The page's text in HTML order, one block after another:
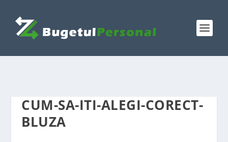
CUM-SA-ITI-ALEGI-CORECT-
BLUZA